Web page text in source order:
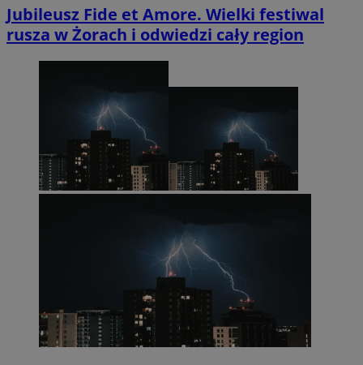
Jubileusz Fide et Amore. Wielki festiwal
rusza w Żorach i odwiedzi cały region